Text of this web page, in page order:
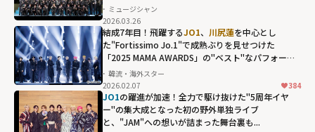
ミュージシャン
2026.03.26
結成7年目！飛躍するJO1、 川尻蓮を中心とし
た"Fortissimo Jo.1"で成熟ぶりを見せつけた
「2025 MAMA AWARDS」の"ベスト"なパフォーマ
ンス
韓流・海外スター
2026.02.07
384
JO1の躍進が加速！全力で駆け抜けた"5周年イヤ
ー"の集大成となった初の野外単独ライブ
と、"JAM"への想いが詰まった舞台裏も...